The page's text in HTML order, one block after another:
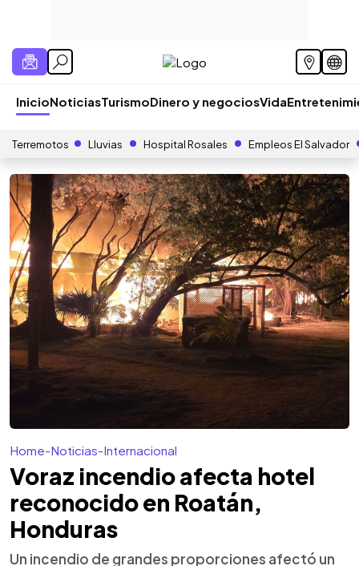
InicioNoticiasTurismoDinero y negociosVida
Terremotos Lluvias Hospital Rosales Empleos El Salvador
Home-Noticias-Internacional
Voraz incendio afecta hotel
reconocido en Roatán,
Honduras
Un incendio de grandes proporciones afectó un